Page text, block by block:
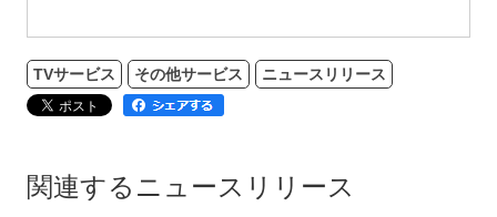
TVサービス その他サービス ニュースリリース
関連するニュースリリース